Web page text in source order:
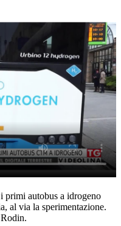
primi autobus a idrogeno
al via la sperimentazione.